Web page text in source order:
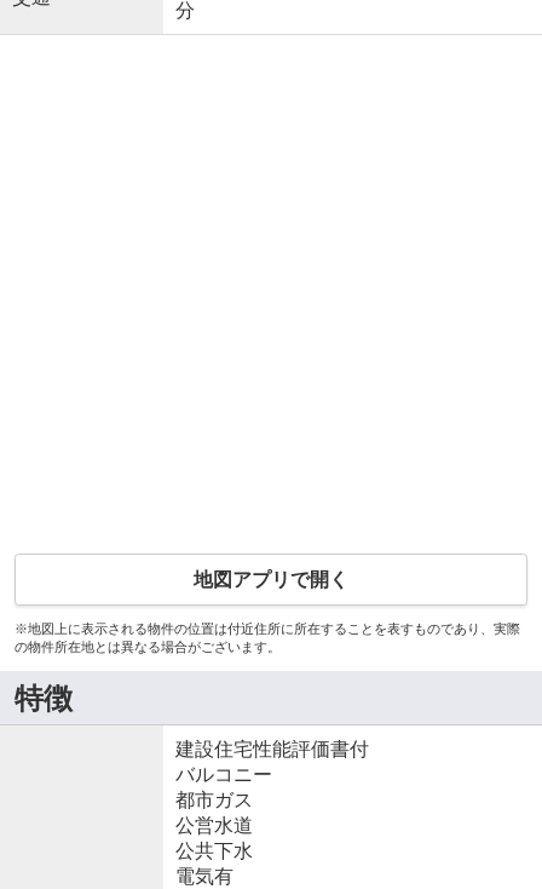
分
地図アプリで開く
※地図上に表示される物件の位置は付近住所に所在することを表すものであり、実際
の物件所在地とは異なる場合がございます。
特徴
建設住宅性能評価書付
バルコニー
都市ガス
公営水道
公共下水
電気有